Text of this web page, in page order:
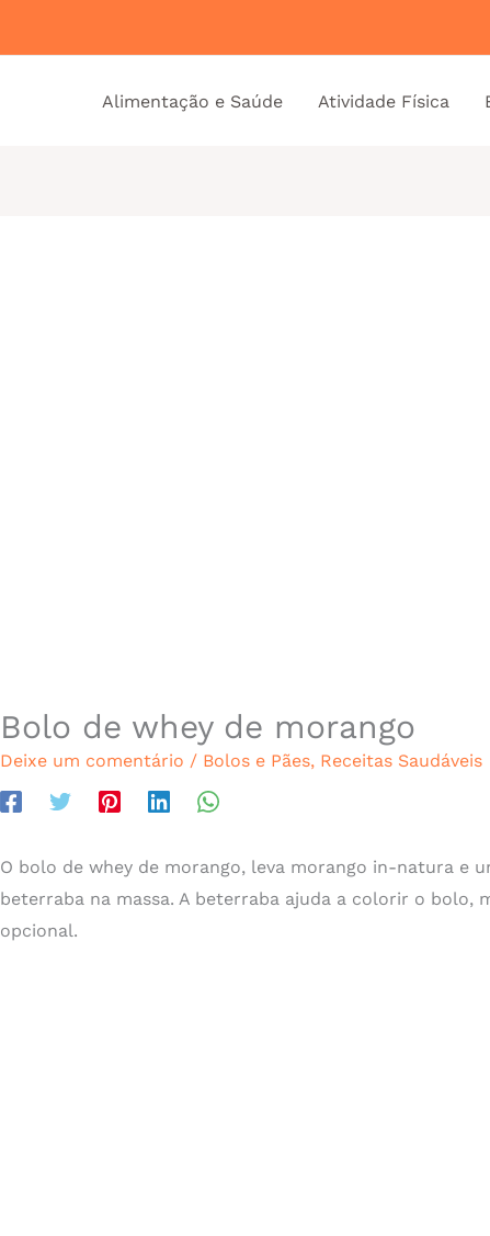
Alimentação e Saúde Atividade Física
Bolo de whey de morango
Deixe um comentário / Bolos e Pães, Receitas Saudáveis
O bolo de whey de morango, leva morango in-natura e
beterraba na massa. A beterraba ajuda a colorir o bolo,
opcional.